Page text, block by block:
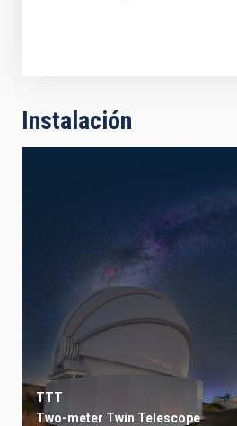
Instalación
TTT
Two-meter Twin Telescope